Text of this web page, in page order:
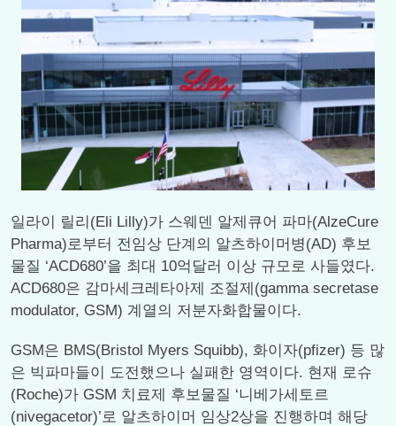
일라이 릴리(Eli Lilly)가 스웨덴 알제큐어 파마(AlzeCure
Pharma)로부터 전임상 단계의 알츠하이머병(AD) 후보
물질 ‘ACD680’을 최대 10억달러 이상 규모로 사들였다.
ACD680은 감마세크레타아제 조절제(gamma secretase
modulator, GSM) 계열의 저분자화합물이다.
GSM은 BMS(Bristol Myers Squibb), 화이자(pfizer) 등 많
은 빅파마들이 도전했으나 실패한 영역이다. 현재 로슈
(Roche)가 GSM 치료제 후보물질 ‘니베가세토르
(nivegacetor)’로 알츠하이머 임상2상을 진행하며 해당